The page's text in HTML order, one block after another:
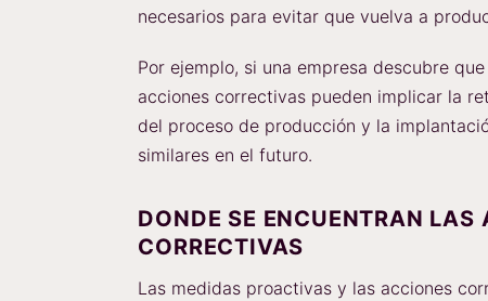
necesarios para evitar que vuelva a
Por ejemplo, si una empresa descubre
acciones correctivas pueden implicar la
del proceso de producción y la
similares en el futuro.
DONDE SE ENCUENTRAN LAS
CORRECTIVAS
Las medidas proactivas y las acciones